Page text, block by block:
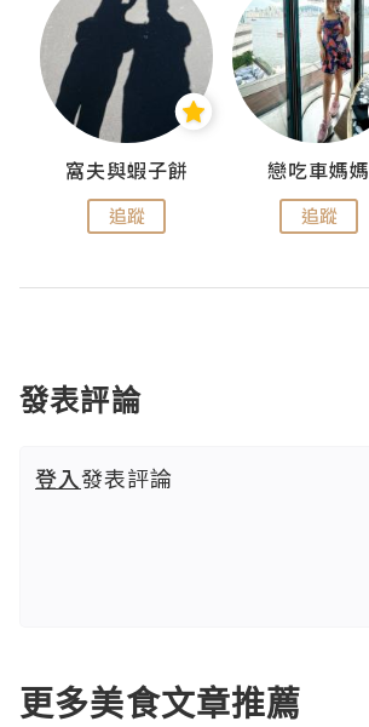
窩夫與蝦子餅
追蹤
戀吃車媽媽
追蹤
發表評論
登入發表評論
更多美食文章推薦